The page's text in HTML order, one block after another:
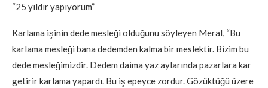
“25 yıldır yapıyorum”
Karlama işinin dede mesleği olduğunu söyleyen Meral, “Bu
karlama mesleği bana dedemden kalma bir meslektir. Bizim bu
dede mesleğimizdir. Dedem daima yaz aylarında pazarlara kar
getirir karlama yapardı. Bu iş epeyce zordur. Gözüktüğü üzere